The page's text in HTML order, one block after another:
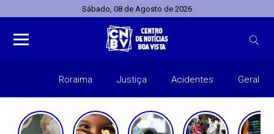
Sábado, 08 de Agosto de 2026
Roraima Justiça Acidentes Geral